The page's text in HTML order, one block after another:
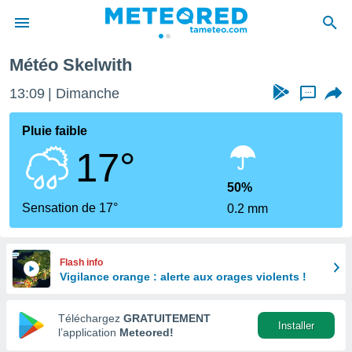
de
Météo Skelwith
13:09 Dimanche ...
Pluie faible
17°
Sensation de 17°
50%
0.2 mm
Flash info
Vigilance orange : alerte aux orages violents !
Téléchargez GRATUITEMENT
l’application Meteored!
Installer